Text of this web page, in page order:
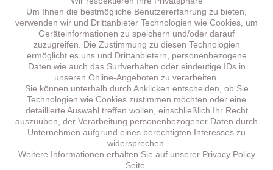
HT 5.1 –
Um Ihnen die bestmögliche Benutzererfahrung zu bieten,
verwenden wir und Drittanbieter Technologien wie Cookies, um
Geräteinformationen zu speichern und/oder darauf
zuzugreifen. Die Zustimmung zu diesen Technologien
ermöglicht es uns und Drittanbietern, personenbezogene
Daten wie auch das Surfverhalten oder eindeutige IDs in
unseren Online-Angeboten zu verarbeiten.
Sie können unterhalb durch Anklicken entscheiden, ob Sie
Technologien wie Cookies zustimmen möchten oder eine
detaillierte Auswahl treffen wollen, einschließlich Ihr Recht
auszuüben, der Verarbeitung personenbezogener Daten durch
Unternehmen aufgrund eines berechtigten Interesses zu
widersprechen.
Weitere Informationen erhalten Sie auf unserer Privacy Policy
Seite